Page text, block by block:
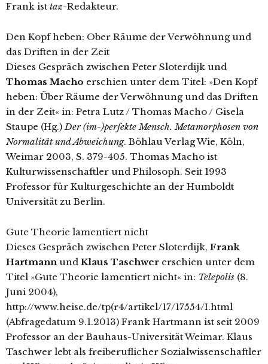
Frank ist taz-Redakteur.
Den Kopf heben: Ober Räume der Verwöhnung und
das Driften in der Zeit
Dieses Gespräch zwischen Peter Sloterdijk und
Thomas Macho erschien unter dem Titel: »Den Kopf
heben: Über Räume der Verwöhnung und das Driften
in der Zeit« in: Petra Lutz / Thomas Macho / Gisela
Staupe (Hg.)Der (im-)perfekte Mensch. Metamorphosen von
Normalität und Abweichung. Böhlau Verlag Wie, Köln,
Weimar 2003, S. 379-405. Thomas Macho ist
Kulturwissenschaftler und Philosoph. Seit 1993
Professor für Kulturgeschichte an der Humboldt
Universität zu Berlin.
Gute Theorie lamentiert nicht
Dieses Gespräch zwischen Peter Sloterdijk, Frank
Hartmannund Klaus Taschwer erschien unter dem
Titel »Gute Theorie lamentiert nicht« in: Telepolis (8.
Juni 2004),
http://www.heise.de/tp(r4/artikel/17/17554/I.html
(Abfragedatum 9.1.2013) Frank Hartmann ist seit 2009
Professor an der Bauhaus-Universität Weimar. Klaus
Taschwer lebt als freiberuflicher Sozialwissenschaftler